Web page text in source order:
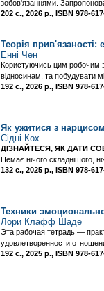
зобов'язаннями.
202 с., 2026 р., ISBN 978-
Теорія прив'язаності:
Енні Чен
Користуючись цим робочим
відносинам, та побудувати
192 с., 2026 р., ISBN 978-
Як ужитися з
Сідні Кох
ДІЗНАЙТЕСЯ, ЯК ДАТИ
Немає нічого складнішого,
132 с., 2025 р., ISBN 978-
Техники
Лори Клафф Шаде
Эта рабочая тетрадь —
удовлетворенности
192 с., 2025 р., ISBN 978-